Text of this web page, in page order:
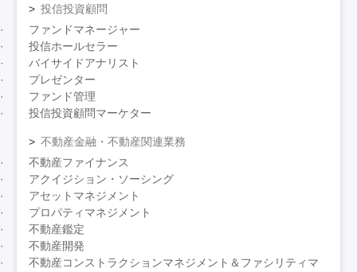
投信投資顧問
ファンドマネージャー
投信ホールセラー
バイサイドアナリスト
プレゼンター
ファンド管理
投信投資顧問マーケター
不動産金融・不動産関連業務
不動産ファイナンス
アクイジション・ソーシング
アセットマネジメント
プロパティマネジメント
不動産鑑定
不動産開発
不動産コンストラクションマネジメント＆ファシリティマ